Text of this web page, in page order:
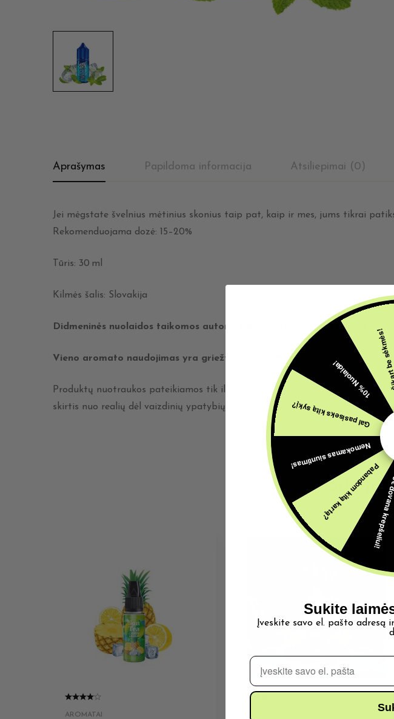
Aprašymas Papildoma informacija Atsiliepimai (0)
Jei mėgstate švelnius mėtinius skonius taip pat, kaip ir mes, jums tikrai
Rekomenduojama dozė: 15–20%
Tūris: 30 ml
Kilmės šalis: Slovakija
Didmeninės nuolaidos taikomos automatiškai įvedus pasirinktą kiekį.
Vieno aromato naudojimas yra griežtai draudžiamas.
Produktų nuotraukos pateikiamos tik iliustraciniais tikslais. Spalvos,
skirtis nuo realių dėl vaizdinių ypatybių, todėl vadovaukitės produkto
AROMATAI
5€ dovana krepšeliui!
Pabandom kitą kartą?
Nemokamas siuntimas!
Gal pasiseks kitą sykį?
10% Nuolaida!Šįkart
Sukite
Įveskite savo el. pašto adresą
El. Pašto adresas